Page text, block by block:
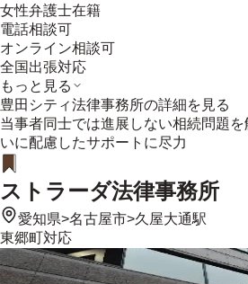
女性弁護士在籍
電話相談可
オンライン相談可
全国出張対応
もっと見る
豊田シティ法律事務所の詳細を見る
当事者同士では進展しない相続問題
いに配慮したサポートに尽力
ストラーダ法律事務所
愛知県>名古屋市>久屋大通駅
東郷町対応